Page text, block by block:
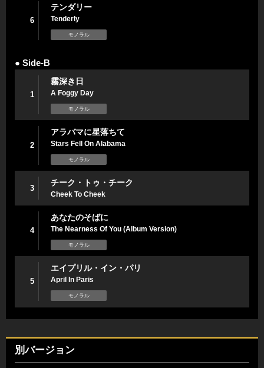
6
テンダリー
Tenderly
モノラル
● Side-B
1
霧深き日
A Foggy Day
モノラル
2
アラバマに星落ちて
Stars Fell On Alabama
モノラル
3
チーク・トゥ・チーク
Cheek To Cheek
4
あなたのそばに
The Nearness Of You (Album Version)
モノラル
5
エイプリル・イン・パリ
April In Paris
モノラル
別バージョン